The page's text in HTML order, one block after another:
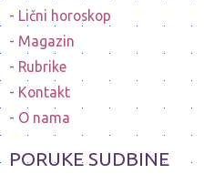
Lični horoskop
Magazin
Rubrike
Kontakt
O nama
PORUKE SUDBINE